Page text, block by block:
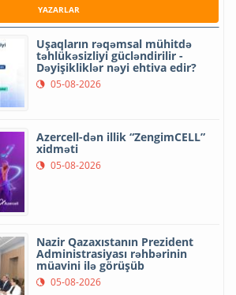
YAZARLAR
Uşaqların rəqəmsal mühitdə
təhlükəsizliyi gücləndirilir -
Dəyişikliklər nəyi ehtiva edir?
05-08-2026
Azercell-dən illik “ZengimCELL”
xidməti
05-08-2026
Nazir Qazaxıstanın Prezident
Administrasiyası rəhbərinin
müavini ilə görüşüb
05-08-2026